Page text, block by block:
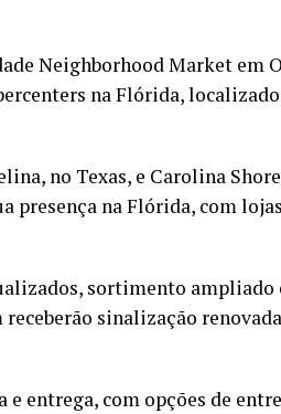
Neighborhood Market em
na Flórida,
no Texas, e Carolina
presença na Flórida, com
sortimento ampliado
sinalização
entrega, com opções de